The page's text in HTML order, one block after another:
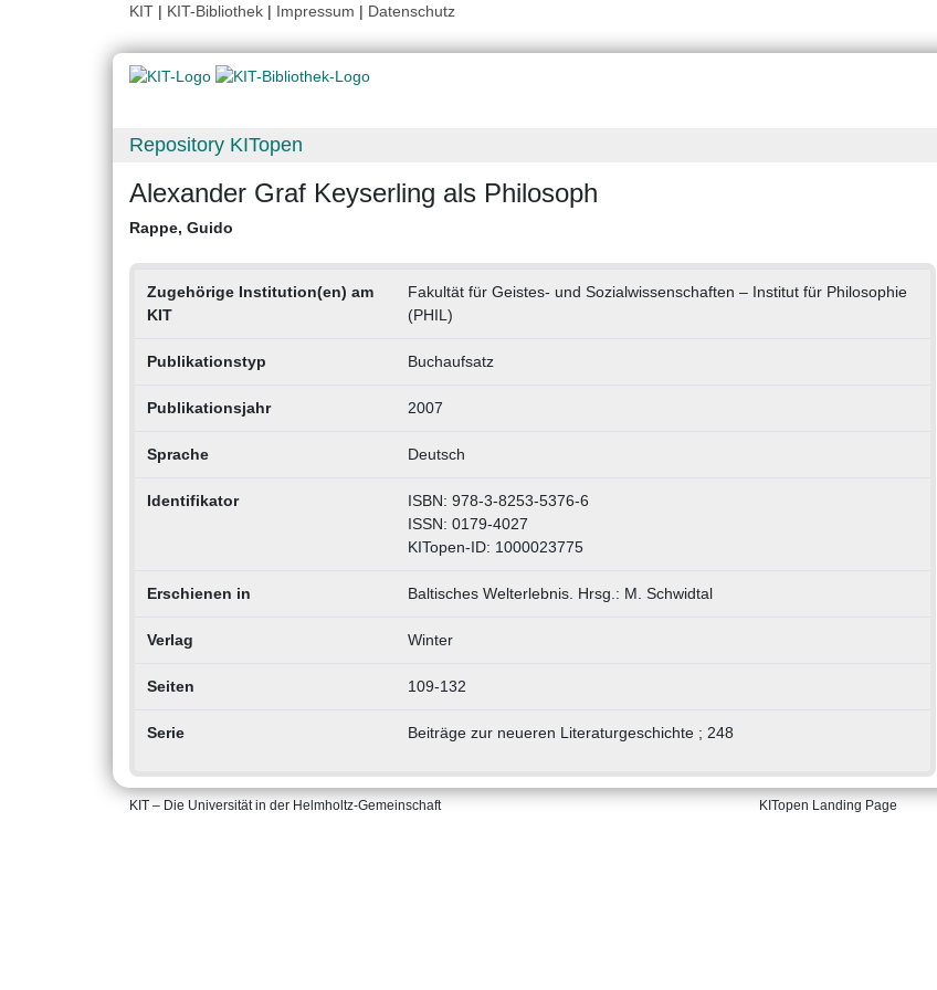
KIT | KIT-Bibliothek | Impressum | Datenschutz
Repository KITopen
Alexander Graf Keyserling als Philosoph
Rappe, Guido
Zugehörige Institution(en) am
KIT
Fakultät für Geistes- und Sozialwissenschaften – Institut für Philosophie
(PHIL)
Publikationstyp Buchaufsatz
Publikationsjahr 2007
Sprache Deutsch
Identifikator
ISBN: 978-3-8253-5376-6
ISSN: 0179-4027
KITopen-ID: 1000023775
Erschienen in Baltisches Welterlebnis. Hrsg.: M. Schwidtal
Verlag Winter
Seiten 109-132
Serie Beiträge zur neueren Literaturgeschichte ; 248
KIT – Die Universität in der Helmholtz-Gemeinschaft KITopen Landing Page